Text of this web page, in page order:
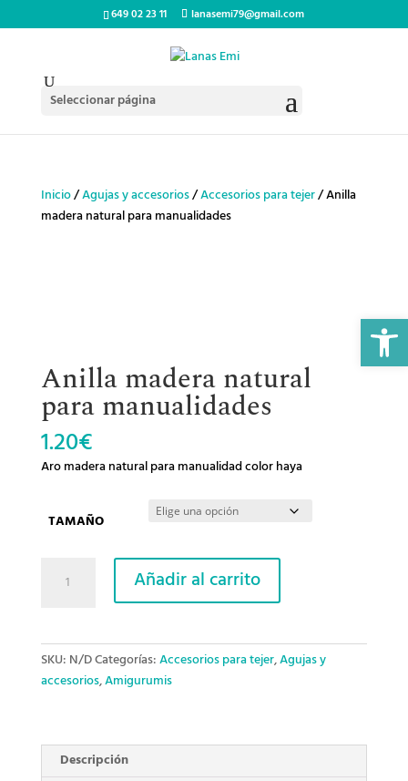
Abrir
649 02 23 11 lanasemi79@gmail.com
Seleccionar página
Inicio/Agujas y accesorios/Accesorios para tejer/ Anilla
madera natural para manualidades
Anilla madera natural
para manualidades
1.20€
Aro madera natural para manualidad color haya
TAMAÑO
madera
manualidades
cantidad
Añadir al carrito
SKU: N/DCategorías:Accesorios para tejer,Agujas y
accesorios,Amigurumis
Descripción